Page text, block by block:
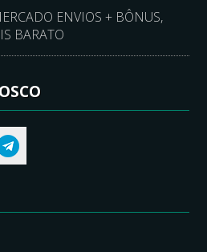
ENVIOS + BÔNUS,
BARATO